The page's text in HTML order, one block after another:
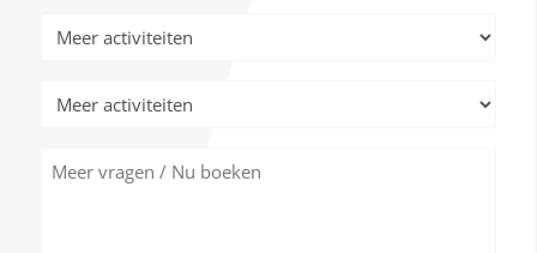
Meer
activiteiten
Meer
activiteiten
Meer
vragen